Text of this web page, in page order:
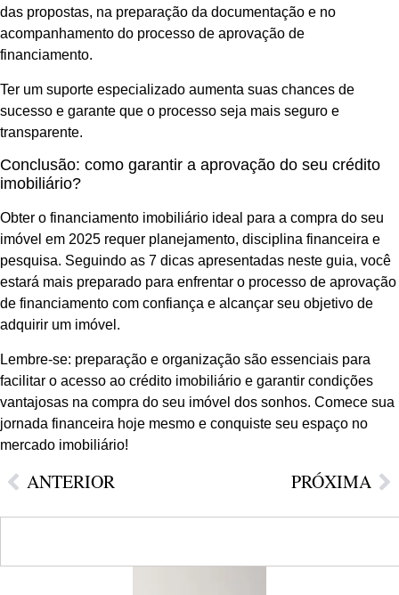
das propostas, na preparação da documentação e no
acompanhamento do processo de aprovação de
financiamento.
Ter um suporte especializado aumenta suas chances de
sucesso e garante que o processo seja mais seguro e
transparente.
Conclusão: como garantir a aprovação do seu crédito
imobiliário?
Obter o financiamento imobiliário ideal para a compra do seu
imóvel em 2025 requer planejamento, disciplina financeira e
pesquisa. Seguindo as 7 dicas apresentadas neste guia, você
estará mais preparado para enfrentar o processo de aprovação
de financiamento com confiança e alcançar seu objetivo de
adquirir um imóvel.
Lembre-se: preparação e organização são essenciais para
facilitar o acesso ao crédito imobiliário e garantir condições
vantajosas na compra do seu imóvel dos sonhos. Comece sua
jornada financeira hoje mesmo e conquiste seu espaço no
mercado imobiliário!
ANTERIOR PRÓXIMA